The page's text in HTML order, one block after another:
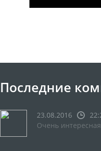
Последние
23.08.2016
Очень